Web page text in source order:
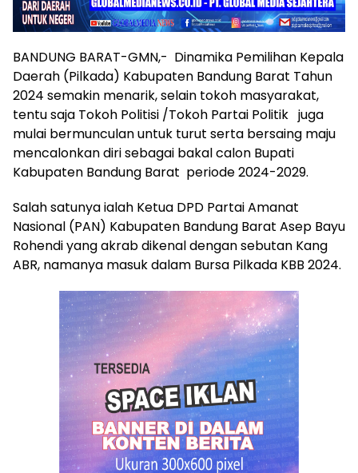
BANDUNG BARAT-GMN,- Dinamika Pemilihan Kepala
Daerah (Pilkada) Kabupaten Bandung Barat Tahun
2024 semakin menarik, selain tokoh masyarakat,
tentu saja Tokoh Politisi /Tokoh Partai Politik juga
mulai bermunculan untuk turut serta bersaing maju
mencalonkan diri sebagai bakal calon Bupati
Kabupaten Bandung Barat periode 2024-2029.
Salah satunya ialah Ketua DPD Partai Amanat
Nasional (PAN) Kabupaten Bandung Barat Asep Bayu
Rohendi yang akrab dikenal dengan sebutan Kang
ABR, namanya masuk dalam Bursa Pilkada KBB 2024.